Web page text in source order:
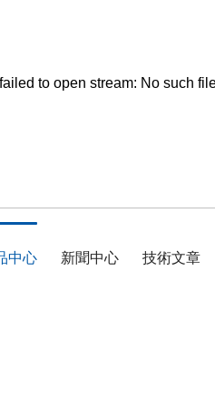
to open stream: No such
中心 新聞中心 技術文章